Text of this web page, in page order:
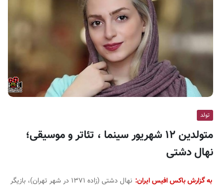
س
ا
ا
ن
تولد
متولدین ۱۲ شهریور سینما ، تئاتر و موسیقی؛
نهال دشتی
به گزارش باکس افیس ایران:
نهال دشتی (زاده ۱۳۷۱ در شهر تهران)، بازیگر